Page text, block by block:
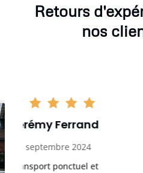
Retours
nos
Adrien
20 octobre
Service de